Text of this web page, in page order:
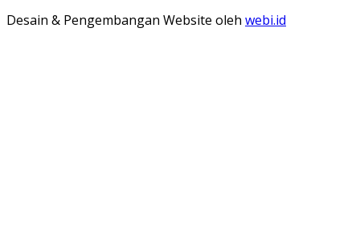
Desain & Pengembangan Website oleh webi.id